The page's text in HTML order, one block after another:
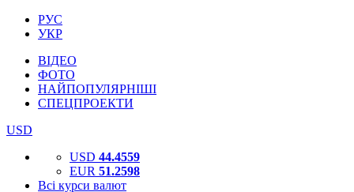
РУС
УКР
ВІДЕО
ФОТО
НАЙПОПУЛЯРНІШІ
СПЕЦПРОЕКТИ
USD
USD 44.4559
EUR 51.2598
Всі курси валют